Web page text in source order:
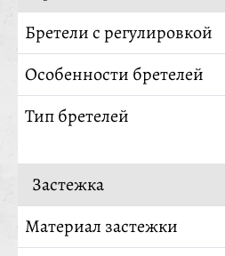
Бретели с регулировкой
Особенности бретелей
Тип бретелей
Застежка
Материал застежки